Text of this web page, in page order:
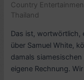
Country
Thailand
Das ist, wortwörtlich,
über Samuel White,
damals
eigene Rechnung.